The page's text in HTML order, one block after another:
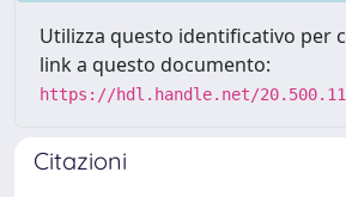
Utilizza questo identificativo per
link a questo documento:
https://hdl.handle.net/
Citazioni